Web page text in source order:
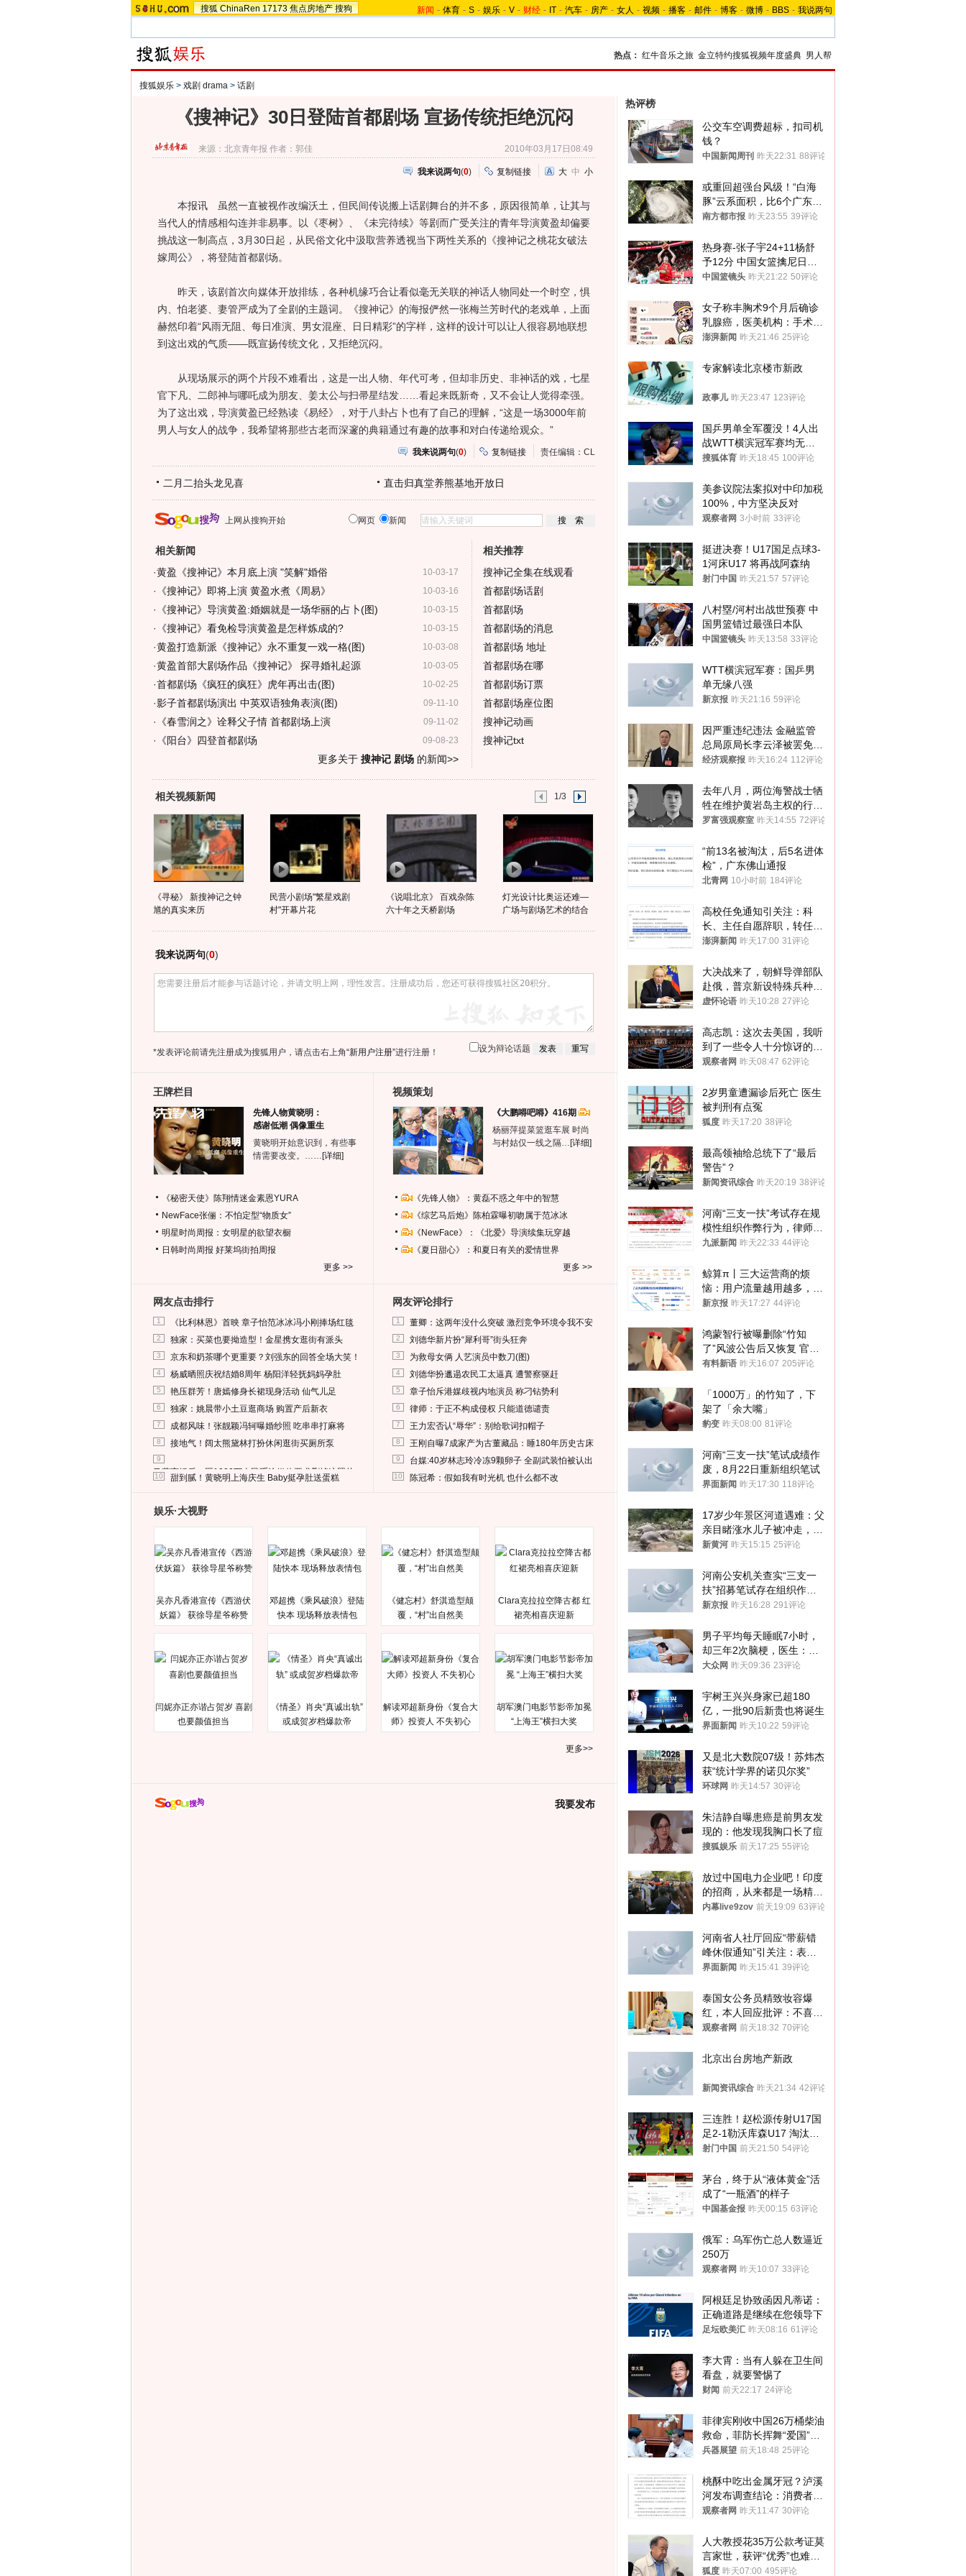
搜狐 ChinaRen 17173 焦点房地产 搜狗 新闻 - 体育 - S - 娱乐 - V - 财经 - IT - 汽车 - 房产 - 女人 - 视频 - 播客 - 邮件 - 博客 - 微博 - BBS - 我说两句
热点： 红牛音乐之旅 金立特约搜狐视频年度盛典 男人帮
搜狐娱乐 > 戏剧 drama > 话剧
《搜神记》30日登陆首都剧场 宣扬传统拒绝沉闷
来源：北京青年报 作者：郭佳 2010年03月17日08:49
我来说两句(0) 复制链接 大 中 小
本报讯 虽然一直被视作改编沃土，但民间传说搬上话剧舞台的并不多，原因很简单，让其与
当代人的情感相勾连并非易事。以《枣树》、《未完待续》等剧而广受关注的青年导演黄盈却偏要
挑战这一制高点，3月30日起，从民俗文化中汲取营养透视当下两性关系的《搜神记之桃花女破法
嫁周公》，将登陆首都剧场。
昨天，该剧首次向媒体开放排练，各种机缘巧合让看似毫无关联的神话人物同处一个时空，惧
内、怕老婆、妻管严成为了全剧的主题词。《搜神记》的海报俨然一张梅兰芳时代的老戏单，上面
赫然印着“风雨无阻、每日准演、男女混座、日日精彩”的字样，这样的设计可以让人很容易地联想
到这出戏的气质——既宣扬传统文化，又拒绝沉闷。
从现场展示的两个片段不难看出，这是一出人物、年代可考，但却非历史、非神话的戏，七星
官下凡、二郎神与哪吒成为朋友、姜太公与扫帚星结发……看起来既新奇，又不会让人觉得牵强。
为了这出戏，导演黄盈已经熟读《易经》，对于八卦占卜也有了自己的理解，“这是一场3000年前
男人与女人的战争，我希望将那些古老而深邃的典籍通过有趣的故事和对白传递给观众。”
我来说两句(0) 复制链接 责任编辑：CL
二月二抬头龙见喜 直击归真堂养熊基地开放日
上网从搜狗开始 网页 新闻
相关新闻
10-03-17
·黄盈《搜神记》本月底上演 "笑解"婚俗
10-03-16
· 《搜神记》即将上演 黄盈水煮《周易》
10-03-15
· 《搜神记》导演黄盈:婚姻就是一场华丽的占卜(图)
10-03-15
· 《搜神记》看免检导演黄盈是怎样炼成的?
10-03-08
·黄盈打造新派《搜神记》永不重复一戏一格(图)
10-03-05
·黄盈首部大剧场作品《搜神记》 探寻婚礼起源
10-02-25
·首都剧场《疯狂的疯狂》虎年再出击(图)
09-11-10
·影子首都剧场演出 中英双语独角表演(图)
09-11-02
· 《春雪润之》诠释父子情 首都剧场上演
09-08-23
· 《阳台》四登首都剧场
更多关于 搜神记 剧场的新闻>>
相关推荐
搜神记全集在线观看
首都剧场话剧
首都剧场
首都剧场的消息
首都剧场 地址
首都剧场在哪
首都剧场订票
首都剧场座位图
搜神记动画
搜神记txt
相关视频新闻 1/3
《寻秘》 新搜神记之钟
馗的真实来历
民营小剧场"繁星戏剧
村"开幕片花
《说唱北京》 百戏杂陈
六十年之天桥剧场
灯光设计比奥运还难—
广场与剧场艺术的结合
我来说两句(0)
*发表评论前请先注册成为搜狐用户，请点击右上角“新用户注册”进行注册！ 设为辩论话题
王牌栏目
先锋人物黄晓明：
感谢低潮 偶像重生
黄晓明开始意识到，有些事
情需要改变。…… [详细]
《秘密天使》陈翔情迷金素恩YURA
NewFace张俪：不怕定型“物质女”
明星时尚周报：女明星的欲望衣橱
日韩时尚周报 好莱坞街拍周报
更多 >>
视频策划
《大鹏嘚吧嘚》416期
杨丽萍提菜篮逛车展 时尚
与村姑仅一线之隔… [详细]
《先锋人物》：黄磊不惑之年中的智慧
《综艺马后炮》陈柏霖曝初吻属于范冰冰
《NewFace》：《北爱》导演续集玩穿越
《夏日甜心》：和夏日有关的爱情世界
更多 >>
网友点击排行
1 《比利林恩》首映 章子怡范冰冰冯小刚捧场红毯
2 独家：买菜也要拗造型！金星携女逛街有派头
3 京东和奶茶哪个更重要？刘强东的回答全场大笑！
4 杨威晒照庆祝结婚8周年 杨阳洋轻抚妈妈孕肚
5 艳压群芳！唐嫣修身长裙现身活动 仙气儿足
6 独家：姚晨带小土豆逛商场 购置产后新衣
7 成都风味！张靓颖冯轲曝婚纱照 吃串串打麻将
8 接地气！阔太熊黛林打扮休闲逛街买厕所泵
9
马蓉离婚后，砸1000万人民币给媒体要求删掉这照片
10 甜到腻！黄晓明上海庆生 Baby挺孕肚送蛋糕
网友评论排行
1 董卿：这两年没什么突破 激烈竞争环境令我不安
2 刘德华新片扮“犀利哥”街头狂奔
3 为救母女俩 人艺演员中数刀(图)
4 刘德华扮邋遢农民工太逼真 遭警察驱赶
5 章子怡斥港媒歧视内地演员 称刁钻势利
6 律师：于正不构成侵权 只能道德谴责
7 王力宏否认“辱华”：别给歌词扣帽子
8 王刚自曝7成家产为古董藏品：睡180年历史古床
9 台媒:40岁林志玲冷冻9颗卵子 全副武装怕被认出
10 陈冠希：假如我有时光机 也什么都不改
娱乐·大视野
吴亦凡香港宣传《西游伏
妖篇》 获徐导星爷称赞
邓超携《乘风破浪》登陆
快本 现场释放表情包
《健忘村》舒淇造型颠
覆，“村”出自然美
Clara克拉拉空降古都 红
裙亮相喜庆迎新
闫妮亦正亦谐占贺岁 喜剧
也要颜值担当
《情圣》肖央“真诚出轨”
或成贺岁档爆款帝
解读邓超新身份《复合大
师》投资人 不失初心
胡军澳门电影节影帝加冕
“上海王”横扫大奖
更多>>
我要发布
热评榜
公交车空调费超标，扣司机
钱？
中国新闻周刊 昨天22:31 88评论
或重回超强台风级！“白海
豚”云系面积，比6个广东还
大！深圳官方：注意这件事
南方都市报 昨天23:55 39评论
热身赛-张子宇24+11杨舒
予12分 中国女篮擒尼日利
亚
中国篮镜头 昨天21:22 50评论
女子称丰胸术9个月后确诊
乳腺癌，医美机构：手术不
可能引发癌症，建议走司法
澎湃新闻 昨天21:46 25评论
专家解读北京楼市新政
政事儿 昨天23:47 123评论
国乒男单全军覆没！4人出
战WTT横滨冠军赛均无缘
八强
搜狐体育 昨天18:45 100评论
美参议院法案拟对中印加税
100%，中方坚决反对
观察者网 3小时前 33评论
挺进决赛！U17国足点球3-
1河床U17 将再战阿森纳
射门中国 昨天21:57 57评论
八村塁/河村出战世预赛 中
国男篮错过最强日本队
中国篮镜头 昨天13:58 33评论
WTT横滨冠军赛：国乒男
单无缘八强
新京报 昨天21:16 59评论
因严重违纪违法 金融监管
总局原局长李云泽被罢免全
国人大代表
经济观察报 昨天16:24 112评论
去年八月，两位海警战士牺
牲在维护黄岩岛主权的行动
中
罗富强观察室 昨天14:55 72评论
“前13名被淘汰，后5名进体
检”，广东佛山通报
北青网 10小时前 184评论
高校任免通知引关注：科
长、主任自愿辞职，转任思
政辅导员
澎湃新闻 昨天17:00 31评论
大决战来了，朝鲜导弹部队
赴俄，普京新设特殊兵种，
76岁老将扛旗
虚怀论语 昨天10:28 27评论
高志凯：这次去美国，我听
到了一些令人十分惊讶的消
息
观察者网 昨天08:47 62评论
2岁男童遭漏诊后死亡 医生
被判刑有点冤
狐度 昨天17:20 38评论
最高领袖给总统下了“最后
警告”？
新闻资讯综合 昨天20:19 38评论
河南“三支一扶”考试存在规
模性组织作弊行为，律师：
涉嫌非法获取国家秘密罪等
九派新闻 昨天22:33 44评论
鲸算π丨三大运营商的烦
恼：用户流量越用越多，收
入却越来越少
新京报 昨天17:27 44评论
鸿蒙智行被曝删除“竹知
了”风波公告后又恢复 官媒
曾力挺：劝华为要大度的，
有料新语 昨天16:07 205评论
「1000万」的竹知了，下
架了「余大嘴」
豹变 昨天08:00 81评论
河南“三支一扶”笔试成绩作
废，8月22日重新组织笔试
界面新闻 昨天17:30 118评论
17岁少年景区河道遇难：父
亲目睹涨水儿子被冲走，当
地排除上游泄洪，家属盼厘
新黄河 昨天15:15 25评论
河南公安机关查实“三支一
扶”招募笔试存在组织作弊
犯罪行为
新京报 昨天16:28 291评论
男子平均每天睡眠7小时，
却三年2次脑梗，医生：这
样睡觉更伤身
大众网 昨天09:36 23评论
宇树王兴兴身家已超180
亿，一批90后新贵也将诞生
界面新闻 昨天10:22 59评论
又是北大数院07级！苏炜杰
获“统计学界的诺贝尔奖”
环球网 昨天14:57 30评论
朱洁静自曝患癌是前男友发
现的：他发现我胸口长了痘
搜狐娱乐 前天17:25 55评论
放过中国电力企业吧！印度
的招商，从来都是一场精准
收割
内幕live9zov 前天19:09 63评论
河南省人社厅回应“带薪错
峰休假通知”引关注：表述
不够准确，待修改后印发
界面新闻 昨天15:41 39评论
泰国女公务员精致妆容爆
红，本人回应批评：不喜欢
就别看
观察者网 前天18:32 70评论
北京出台房地产新政
新闻资讯综合 昨天21:34 42评论
三连胜！赵松源传射U17国
足2-1勒沃库森U17 淘汰赛
将战河床
射门中国 前天21:50 54评论
茅台，终于从“液体黄金”活
成了“一瓶酒”的样子
中国基金报 昨天00:15 63评论
俄军：乌军伤亡总人数逼近
250万
观察者网 昨天10:07 33评论
阿根廷足协致函因凡蒂诺：
正确道路是继续在您领导下
足坛欧美汇 昨天08:16 61评论
李大霄：当有人躲在卫生间
看盘，就要警惕了
财闻 前天22:17 24评论
菲律宾刚收中国26万桶柴油
救命，菲防长挥舞“爱国”大
棒，谁亲华谁下台？
兵器展望 前天18:48 25评论
桃酥中吃出金属牙冠？泸溪
河发布调查结论：消费者已
澄清，所发视频情况不属实
观察者网 昨天11:47 30评论
人大教授花35万公款考证莫
言家世，获评“优秀”也难服
众
狐度 昨天07:00 495评论